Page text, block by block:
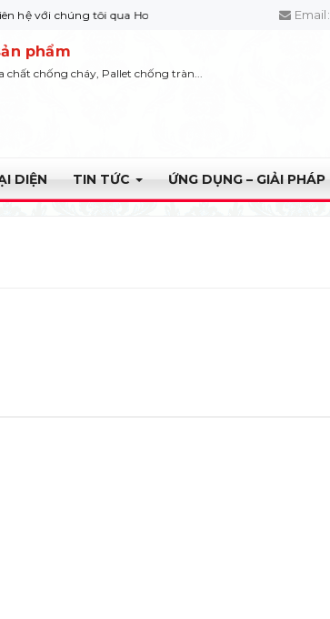
tôi qua Hotline: 0932 664422 Email:
phẩm
chống cháy, Pallet chống tràn...
DIỆN TIN TỨC ỨNG DỤNG – GIẢI PHÁP